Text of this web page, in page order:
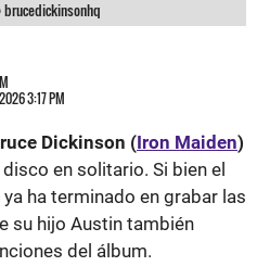
3:17 PM
Dickinson (Iron Maiden)
en solitario. Si bien el
ha terminado en grabar las
su hijo Austin también
del álbum.